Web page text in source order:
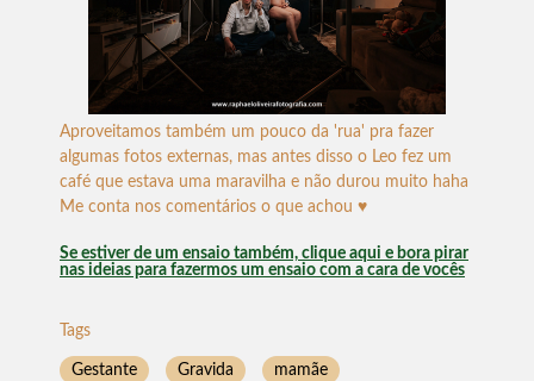
Aproveitamos também um pouco da 'rua' pra fazer
algumas fotos externas, mas antes disso o Leo fez um
café que estava uma maravilha e não durou muito haha
Me conta nos comentários o que achou ♥
Se estiver de um ensaio também, clique aqui e bora pirar
nas ideias para fazermos um ensaio com a cara de vocês
Tags
Gestante Gravida mamãe